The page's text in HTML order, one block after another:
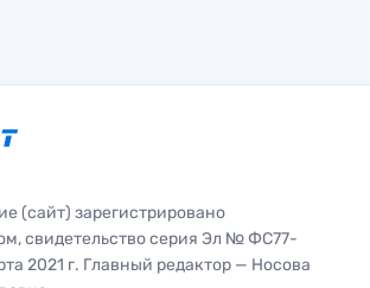
(сайт) зарегистрировано
свидетельство серия Эл № ФС77-
2021 г. Главный редактор — Носова